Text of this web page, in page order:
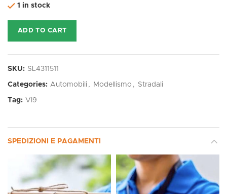
1 in stock
ADD TO CART
SKU: SL4311511
Categories: Automobili , Modellismo , Stradali
Tag: VI9
SPEDIZIONI E PAGAMENTI